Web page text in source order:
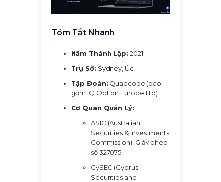
Tóm Tắt Nhanh
Năm Thành Lập: 2021
Trụ Sở: Sydney, Úc
Tập Đoàn: Quadcode (bao
gồm IQ Option Europe Ltd)
Cơ Quan Quản Lý:
ASIC (Australian
Securities & Investments
Commission), Giấy phép
số 327075
CySEC (Cyprus
Securities and